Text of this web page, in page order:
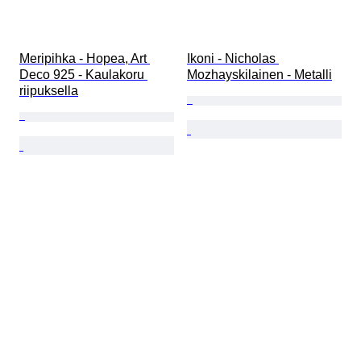
Meripihka - Hopea, Art
Deco 925 - Kaulakoru
riipuksella
Ikoni - Nicholas
Mozhayskilainen - Metalli